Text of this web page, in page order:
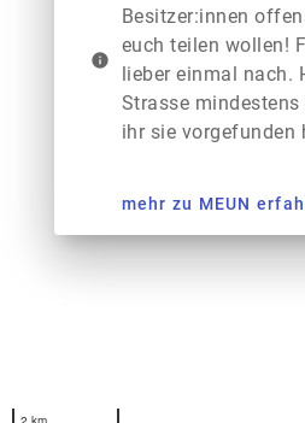
info
Besitzer:innen
euch teilen wollen!
lieber einmal nach.
Strasse
ihr sie vorgefunden
mehr zu MEUN